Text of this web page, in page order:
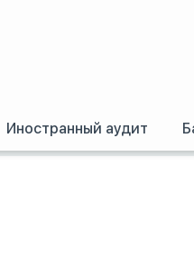
Иностранный аудит